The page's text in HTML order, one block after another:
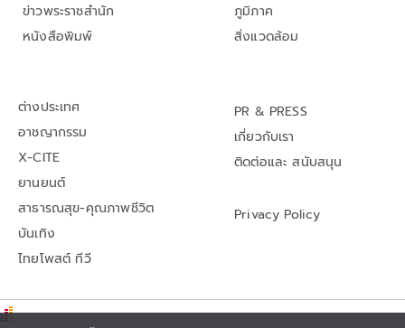
ข่าวพระราชสำนัก
หนังสือพิมพ์
ภูมิภาค
สิ่งแวดล้อม
ต่างประเทศ
อาชญากรรม
X-CITE
ยานยนต์
สาธารณสุข-คุณภาพชีวิต
บันเทิง
ไทยโพสต์ ทีวี
PR & PRESS
เกี่ยวกับเรา
ติดต่อและ สนับสนุน
Privacy Policy